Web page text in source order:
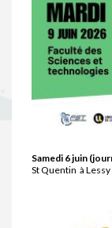
Samedi 6 juin
St Quentin à